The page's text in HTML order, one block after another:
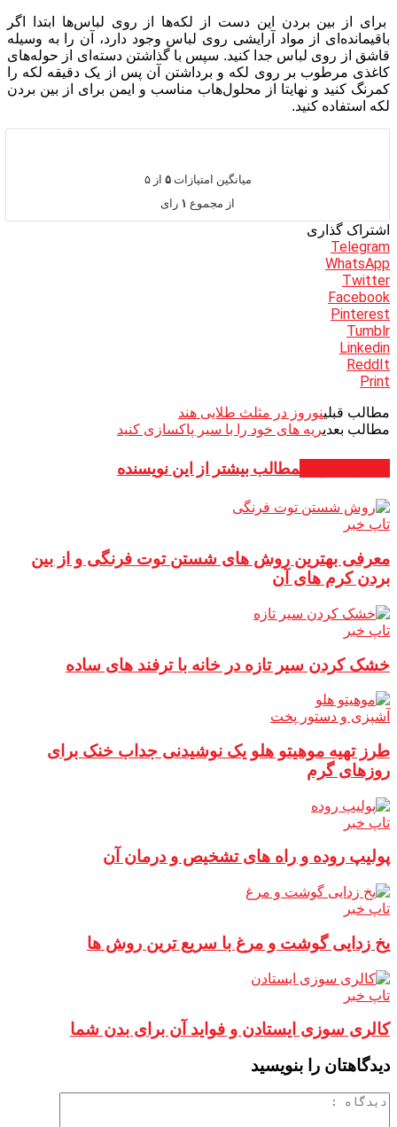
برای از بین بردن این دست از لکه‌ها از روی لباس‌ها ابتدا اگر
باقیمانده‌ای از مواد آرایشی روی لباس وجود دارد، آن را به وسیله
قاشق از روی لباس جدا کنید. سپس با گذاشتن دسته‌ای از حوله‌های
کاغذی مرطوب بر روی لکه و برداشتن آن پس از یک دقیقه لکه را
کمرنگ کنید و نهایتا از محلول‌هاب مناسب و ایمن برای از بین بردن
لکه استفاده کنید.
میانگین امتیازات۵ از ۵
از مجموع ۱ رای
اشتراک گذاری
Telegram
WhatsApp
Twitter
Facebook
Pinterest
Tumblr
Linkedin
ReddIt
Print
مطالب قبلینوروز در مثلث طلایی هند
مطالب بعدیریه های خود را با سیر پاکسازی کنید
مطالب بیشتر از این نویسنده
تاپ خبر
معرفی بهترین روش های شستن توت فرنگی و از بین
بردن کرم های آن
تاپ خبر
خشک کردن سیر تازه در خانه با ترفند های ساده
آشپزی و دستور پخت
طرز تهیه موهیتو هلو یک نوشیدنی جداب خنک برای
روزهای گرم
تاپ خبر
پولیپ روده و راه های تشخیص و درمان آن
تاپ خبر
یخ زدایی گوشت و مرغ با سریع ترین روش ها
تاپ خبر
کالری سوزی ایستادن و فواید آن برای بدن شما
دیدگاهتان را بنویسید